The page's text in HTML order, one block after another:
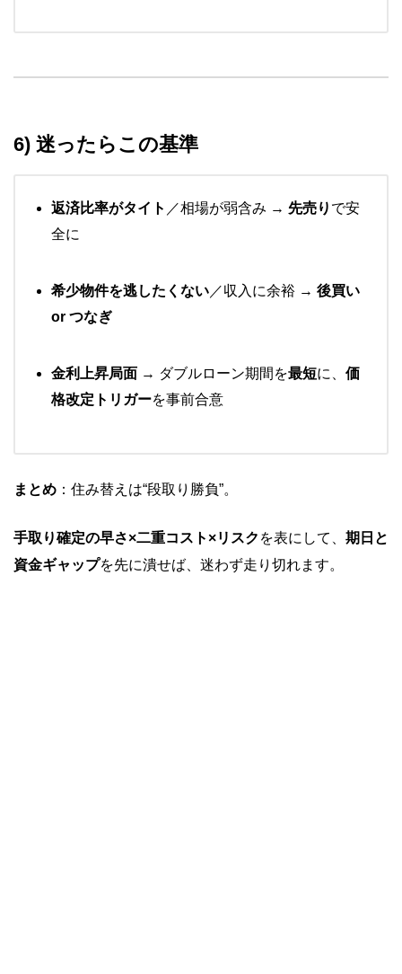
6) 迷ったらこの基準
返済比率がタイト ／相場が弱含み → 先売り で安
全に
希少物件を逃したくない／収入に余裕 → 後買い
or つなぎ
金利上昇局面 → ダブルローン期間を最短に、 価
格改定トリガーを事前合意
まとめ ：住み替えは“段取り勝負”。
手取り確定の早さ×二重コスト×リスク を表にして、 期日と
資金ギャップを先に潰せば、迷わず走り切れます。